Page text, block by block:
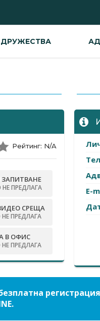
Рейтинг: N/A
ПРЕДЛАГА
СРЕЩА
ПРЕДЛАГА
В ОФИС
ПРЕДЛАГА
E-
регистрация